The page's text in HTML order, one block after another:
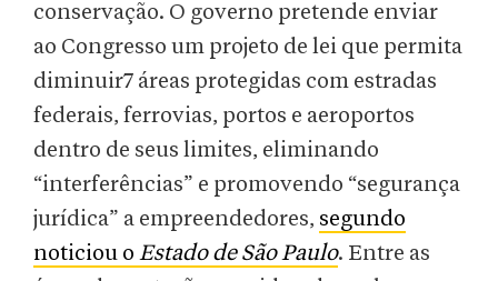
conservação. O governo pretende enviar
ao Congresso um projeto de lei que permita
diminuir7 áreas protegidas com estradas
federais, ferrovias, portos e aeroportos
dentro de seus limites, eliminando
“interferências” e promovendo “segurança
jurídica” a empreendedores, segundo
noticiou o Estado de São Paulo. Entre as